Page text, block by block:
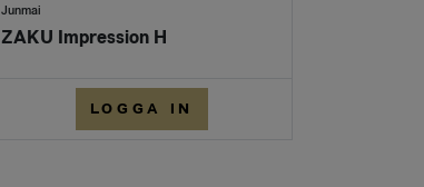
Junmai
ZAKU Impression H
LOGGA IN